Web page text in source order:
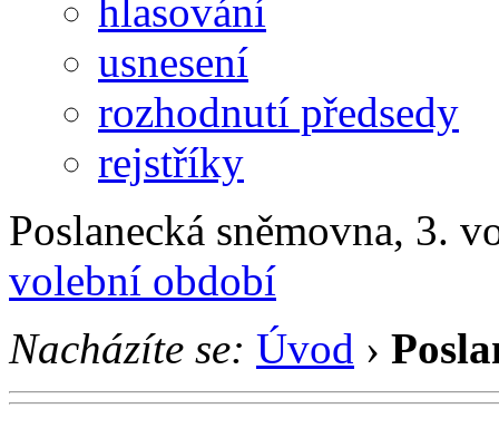
hlasování
usnesení
rozhodnutí předsedy
rejstříky
Poslanecká sněmovna, 3.
volební období
Nacházíte se: Úvod ›